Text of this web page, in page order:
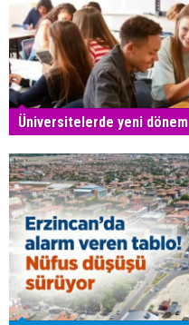
Üniversitelerde yeni dönem